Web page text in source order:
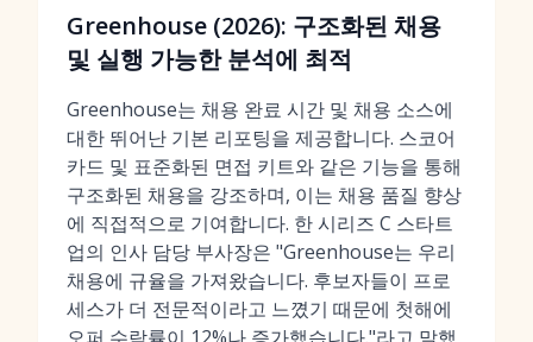
Greenhouse (2026): 구조화된 채용
및 실행 가능한 분석에 최적
Greenhouse는 채용 완료 시간 및 채용 소스에
대한 뛰어난 기본 리포팅을 제공합니다. 스코어
카드 및 표준화된 면접 키트와 같은 기능을 통해
구조화된 채용을 강조하며, 이는 채용 품질 향상
에 직접적으로 기여합니다. 한 시리즈 C 스타트
업의 인사 담당 부사장은 "Greenhouse는 우리
채용에 규율을 가져왔습니다. 후보자들이 프로
세스가 더 전문적이라고 느꼈기 때문에 첫해에